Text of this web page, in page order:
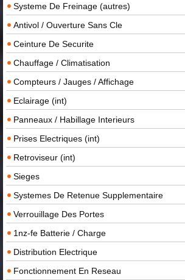
Systeme De Freinage (autres)
Antivol / Ouverture Sans Cle
Ceinture De Securite
Chauffage / Climatisation
Compteurs / Jauges / Affichage
Eclairage (int)
Panneaux / Habillage Interieurs
Prises Electriques (int)
Retroviseur (int)
Sieges
Systemes De Retenue Supplementaire
Verrouillage Des Portes
1nz-fe Batterie / Charge
Distribution Electrique
Fonctionnement En Reseau